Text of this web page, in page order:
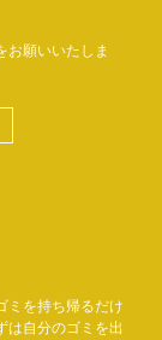
お願いいたしま
ミを持ち帰るだけ
は自分のゴミを出